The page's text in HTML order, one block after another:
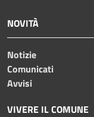
NOVITÀ
Notizie
Comunicati
Avvisi
VIVERE IL COMUNE